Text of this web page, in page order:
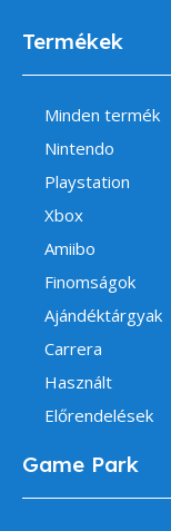
Termékek
Minden termék
Nintendo
Playstation
Xbox
Amiibo
Finomságok
Ajándéktárgyak
Carrera
Használt
Előrendelések
Game Park